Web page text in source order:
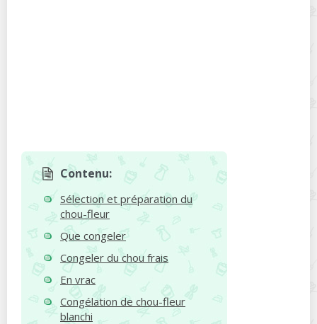
Contenu:
Sélection et préparation du
chou-fleur
Que congeler
Congeler du chou frais
En vrac
Congélation de chou-fleur
blanchi